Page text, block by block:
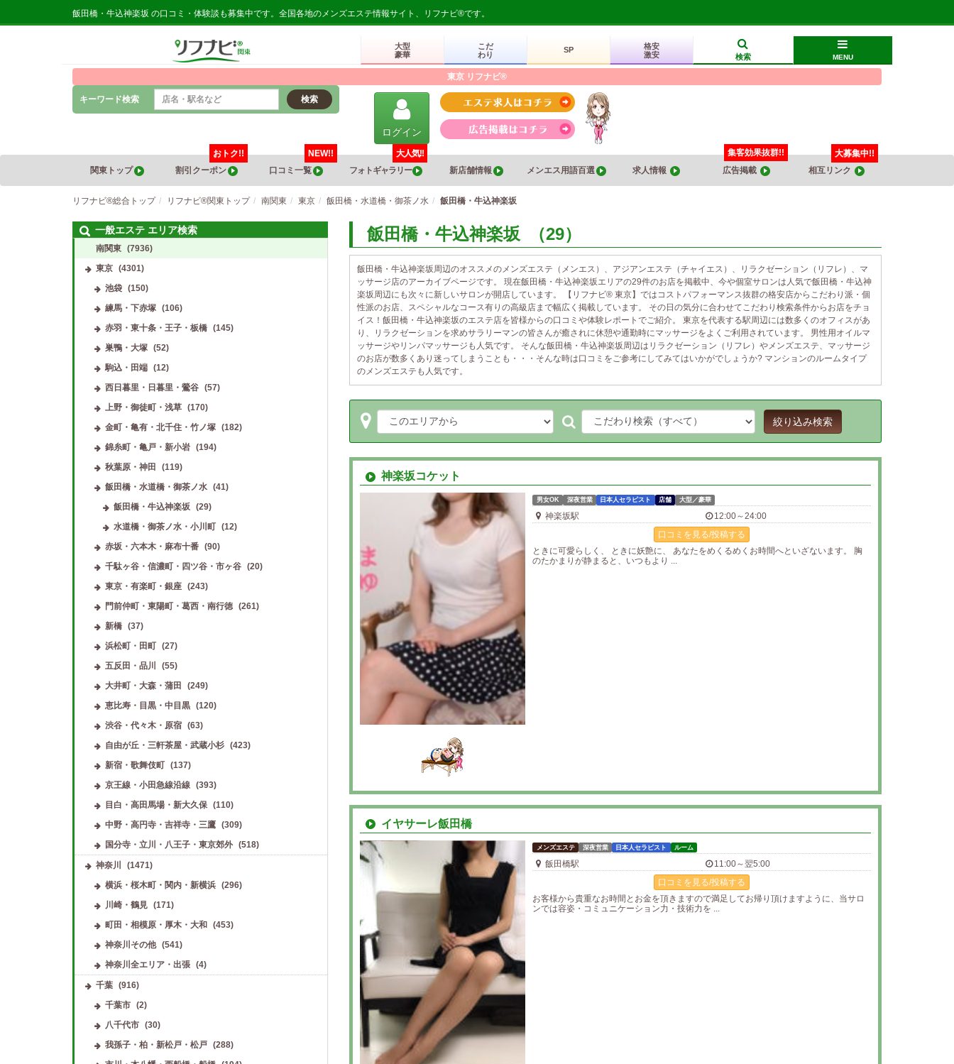
飯田橋・牛込神楽坂 の口コミ・体験談も募集中です。全国各地のメンズエステ情報サイト、リフナビ®です。
大型
豪華
こだ
わり
SP
格安
激安
検索 MENU
東京 リフナビ®
キーワード検索 検索
ログイン
関東トップ 割引クーポン
おトク!!
口コミ一覧
NEW!!
フォトギャラリー
大人気!!
新店舗情報
メンエス用語百選 求人情報 広告掲載
集客効果抜群!!
相互リンク
大募集中!!
リフナビ®総合トップ リフナビ®関東トップ 南関東 東京 飯田橋・水道橋・御茶ノ水 飯田橋・牛込神楽坂
飯田橋・牛込神楽坂 （29）
飯田橋・牛込神楽坂周辺のオススメのメンズエステ（メンエス）、アジアンエステ（チャイエス）、リラクゼーション（リフレ）、マ
ッサージ店のアーカイブページです。 現在飯田橋・牛込神楽坂エリアの29件のお店を掲載中、今や個室サロンは人気で飯田橋・牛込神
楽坂周辺にも次々に新しいサロンが開店しています。 【リフナビ® 東京】ではコストパフォーマンス抜群の格安店からこだわり派・個
性派のお店、スペシャルなコース有りの高級店まで幅広く掲載しています。 その日の気分に合わせてこだわり検索条件からお店をチョ
イス！飯田橋・牛込神楽坂のエステ店を皆様からの口コミや体験レポートでご紹介。 東京を代表する駅周辺には数多くのオフィスがあ
り、リラクゼーションを求めサラリーマンの皆さんが癒されに休憩や通勤時にマッサージをよくご利用されています。 男性用オイルマ
ッサージやリンパマッサージも人気です。 そんな飯田橋・牛込神楽坂周辺はリラクゼーション（リフレ）やメンズエステ、マッサージ
のお店が数多くあり迷ってしまうことも・・・そんな時は口コミをご参考にしてみてはいかがでしょうか? マンションのルームタイプ
のメンズエステも人気です。
絞り込み検索
神楽坂コケット
男女OK 深夜営業 日本人セラピスト 店舗 大型／豪華
神楽坂駅
12:00～24:00
口コミを見る/投稿する
ときに可愛らしく、 ときに妖艶に、 あなたをめくるめくお時間へといざないます。 胸
のたかまりが静まると、いつもより ...
イヤサーレ飯田橋
メンズエステ 深夜営業 日本人セラピスト ルーム
飯田橋駅
11:00～翌5:00
口コミを見る/投稿する
お客様から貴重なお時間とお金を頂きますので満足してお帰り頂けますように、当サロ
ンでは容姿・コミュニケーション力・技術力を ...
一般エステ エリア検索
南関東 (7936)
東京 (4301)
池袋
(150)
練馬・下赤塚
(106)
赤羽・東十条・王子・板橋
(145)
巣鴨・大塚
(52)
駒込・田端
(12)
西日暮里・日暮里・鶯谷
(57)
上野・御徒町・浅草
(170)
金町・亀有・北千住・竹ノ塚
(182)
錦糸町・亀戸・新小岩
(194)
秋葉原・神田
(119)
飯田橋・水道橋・御茶ノ水
(41)
飯田橋・牛込神楽坂
(29)
水道橋・御茶ノ水・小川町 (12)
赤坂・六本木・麻布十番
(90)
千駄ヶ谷・信濃町・四ツ谷・市ヶ谷
(20)
東京・有楽町・銀座
(243)
門前仲町・東陽町・葛西・南行徳
(261)
新橋
(37)
浜松町・田町
(27)
五反田・品川
(55)
大井町・大森・蒲田
(249)
恵比寿・目黒・中目黒
(120)
渋谷・代々木・原宿
(63)
自由が丘・三軒茶屋・武蔵小杉
(423)
新宿・歌舞伎町
(137)
京王線・小田急線沿線
(393)
目白・高田馬場・新大久保
(110)
中野・高円寺・吉祥寺・三鷹
(309)
国分寺・立川・八王子・東京郊外
(518)
神奈川
(1471)
横浜・桜木町・関内・新横浜
(296)
川崎・鶴見
(171)
町田・相模原・厚木・大和
(453)
神奈川その他
(541)
神奈川全エリア・出張
(4)
千葉 (916)
千葉市
(2)
八千代市
(30)
我孫子・柏・新松戸・松戸
(288)